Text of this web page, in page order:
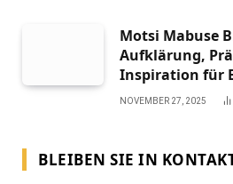
Motsi Mabuse
Aufklärung,
Inspiration für
NOVEMBER 27, 2025
BLEIBEN SIE IN